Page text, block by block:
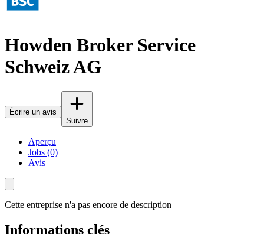
Howden Broker Service
Schweiz AG
Écrire un avis
Suivre
Aperçu
Jobs (0)
Avis
Cette entreprise n'a pas encore de description
Informations clés